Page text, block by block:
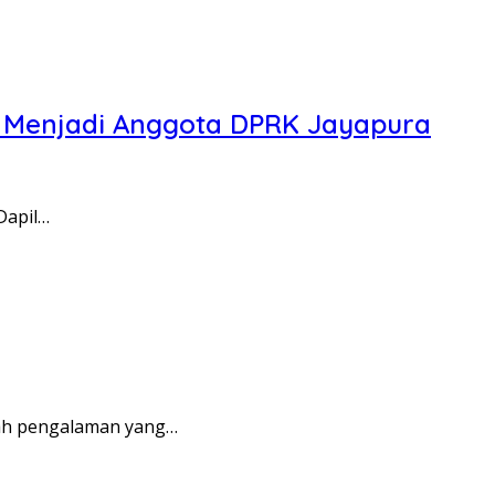
Anggota DPRK Jayapura
pengalaman yang…